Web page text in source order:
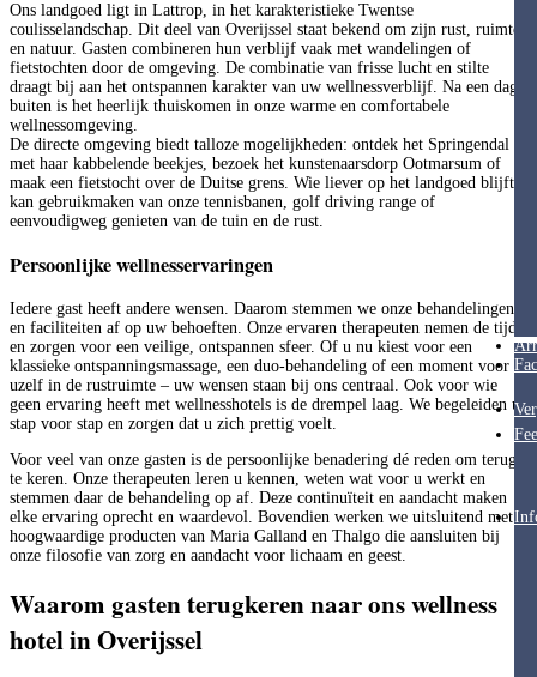
Ons landgoed ligt in Lattrop, in het karakteristieke Twentse
coulisselandschap. Dit deel van Overijssel staat bekend om zijn rust, ruimte
en natuur. Gasten combineren hun verblijf vaak met wandelingen of
fietstochten door de omgeving. De combinatie van frisse lucht en stilte
draagt bij aan het ontspannen karakter van uw wellnessverblijf. Na een dag
buiten is het heerlijk thuiskomen in onze warme en comfortabele
wellnessomgeving.
De directe omgeving biedt talloze mogelijkheden: ontdek het Springendal
met haar kabbelende beekjes, bezoek het kunstenaarsdorp Ootmarsum of
maak een fietstocht over de Duitse grens. Wie liever op het landgoed blijft,
kan gebruikmaken van onze tennisbanen, golf driving range of
eenvoudigweg genieten van de tuin en de rust.
Persoonlijke wellnesservaringen
Iedere gast heeft andere wensen. Daarom stemmen we onze behandelingen
en faciliteiten af op uw behoeften. Onze ervaren therapeuten nemen de tijd
en zorgen voor een veilige, ontspannen sfeer. Of u nu kiest voor een
klassieke ontspanningsmassage, een duo-behandeling of een moment voor
uzelf in de rustruimte – uw wensen staan bij ons centraal. Ook voor wie
geen ervaring heeft met wellnesshotels is de drempel laag. We begeleiden u
stap voor stap en zorgen dat u zich prettig voelt.
Voor veel van onze gasten is de persoonlijke benadering dé reden om terug
te keren. Onze therapeuten leren u kennen, weten wat voor u werkt en
stemmen daar de behandeling op af. Deze continuïteit en aandacht maken
elke ervaring oprecht en waardevol. Bovendien werken we uitsluitend met
hoogwaardige producten van Maria Galland en Thalgo die aansluiten bij
onze filosofie van zorg en aandacht voor lichaam en geest.
Waarom gasten terugkeren naar ons wellness
hotel in Overijssel